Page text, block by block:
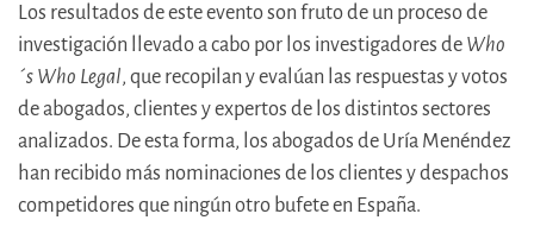
Los resultados de este evento son fruto de un proceso de
investigación llevado a cabo por los investigadores de Who
´s Who Legal, que recopilan y evalúan las respuestas y votos
de abogados, clientes y expertos de los distintos sectores
analizados. De esta forma, los abogados de Uría Menéndez
han recibido más nominaciones de los clientes y despachos
competidores que ningún otro bufete en España.